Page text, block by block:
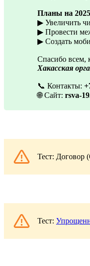
Планы на
▶ Увеличить
▶ Провести
▶ Создать
Спасибо всем,
Хакасская
📞 Контакты:
🌐 Сайт: rsva-
Тест: Договор
Тест: